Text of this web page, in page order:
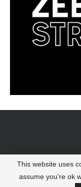
© 2022 -
This website uses
assume you're ok